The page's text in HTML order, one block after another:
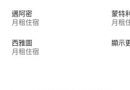
邁阿密
月租住宿
蒙特
月租
西雅圖
月租住宿
顯示